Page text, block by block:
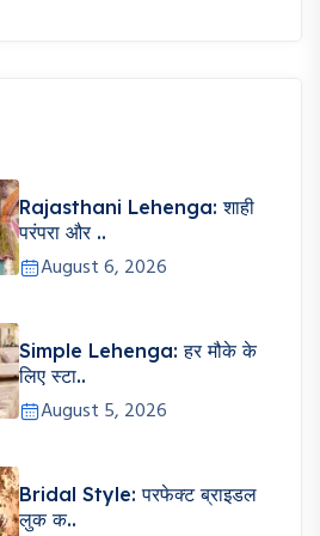
Rajasthani Lehenga: शाही
परंपरा और ..
August 6, 2026
Simple Lehenga: हर मौके के
लिए स्टा..
August 5, 2026
Bridal Style: परफेक्ट ब्राइडल
लुक क..